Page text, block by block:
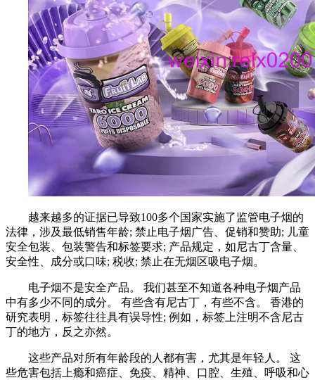
越来越多的证据已导致100多个国家实施了监管电子烟的
法律，涉及最低销售年龄; 禁止电子烟广告、促销和赞助; 儿童
安全包装、包装警告和标签要求; 产品规定，如尼古丁含量、
安全性、成分或口味; 税收; 禁止在无烟区吸电子烟。
电子烟不是安全产品。 我们甚至不知道各种电子烟产品
中有多少不同的成分。 有些含有尼古丁，有些不含。 香港的
研究表明，标签往往具有误导性; 例如，标签上注明不含尼古
丁的地方，反之亦然。
这些产品对所有年龄段的人都有害，尤其是年轻人。 这
些危害包括上瘾和癌症、免疫、精神、口腔、生殖、呼吸和心